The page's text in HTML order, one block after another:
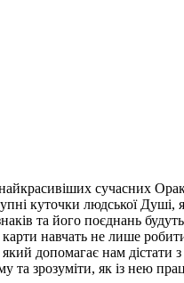
сучасних
куточки людської
та його поєднань
навчать не лише
допомагає нам дістати
та зрозуміти, як із нею